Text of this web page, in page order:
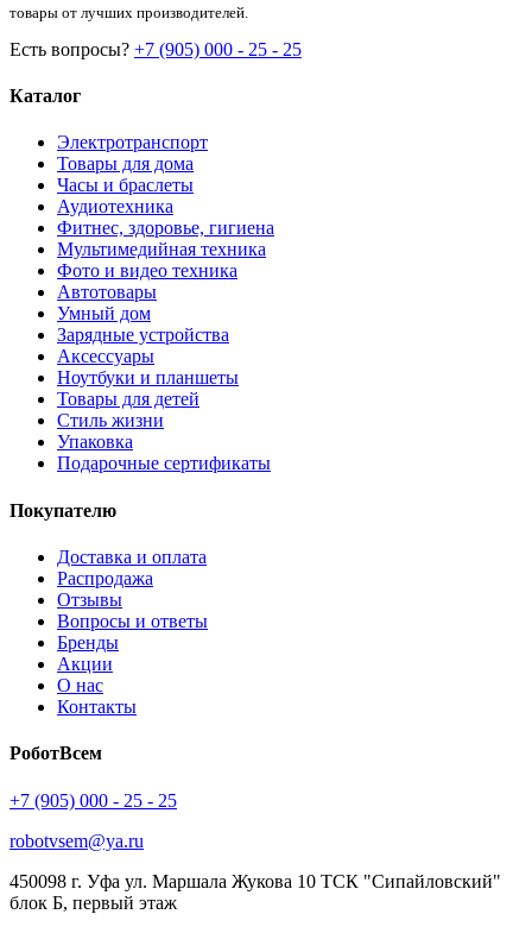
товары от лучших производителей.
Есть вопросы? +7 (905) 000 - 25 - 25
Каталог
Электротранспорт
Товары для дома
Часы и браслеты
Аудиотехника
Фитнес, здоровье, гигиена
Мультимедийная техника
Фото и видео техника
Автотовары
Умный дом
Зарядные устройства
Аксессуары
Ноутбуки и планшеты
Товары для детей
Стиль жизни
Упаковка
Подарочные сертификаты
Покупателю
Доставка и оплата
Распродажа
Отзывы
Вопросы и ответы
Бренды
Акции
О нас
Контакты
РоботВсем
+7 (905) 000 - 25 - 25
robotvsem@ya.ru
450098 г. Уфа ул. Маршала Жукова 10 ТСК "Сипайловский"
блок Б, первый этаж